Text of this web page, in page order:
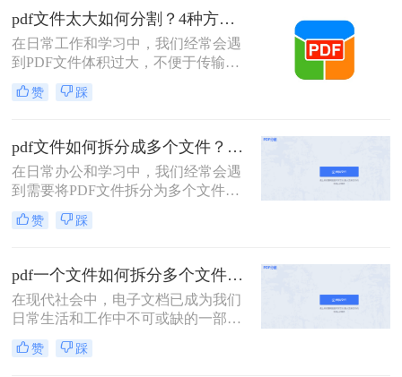
文档，方便工作中文档的传输处理和
重要内容的查找。下面我们就将介绍
如何把pdf拆分免费方法，希望能给读
者的工作带来方便。
pdf文件太大如何分割？4种方法教你如何快速拆分！
在日常工作和学习中，我们经常会遇
到PDF文件体积过大，不便于传输或
管理的情况。此时，将PDF文件分割
成多个较小的文件就显得尤为重要。
详细介绍几种常用的PDF文件分割方
法，帮助用户轻松应对大体积PDF文
件的处理难题。
赞 踩
pdf文件如何拆分成多个文件？这三种方法教你轻松拆分！
在日常办公和学习中，我们经常会遇
到需要将PDF文件拆分为多个文件的
需求。无论是为了方便分享、减小文
件大小，还是为了将不同章节或内容
有用的技能。那么PDF文件如何拆分
成多个文件呢？本文将介绍三种常用
的方法，帮助你轻松拆分PDF文件。
赞 踩
pdf一个文件如何拆分多个文件？教你4招高效又简单！
在现代社会中，电子文档已成为我们
日常生活和工作中不可或缺的一部
分。而PDF文件是最常见和流行的电
子文档格式之一。但有时我们可能会
赞 踩